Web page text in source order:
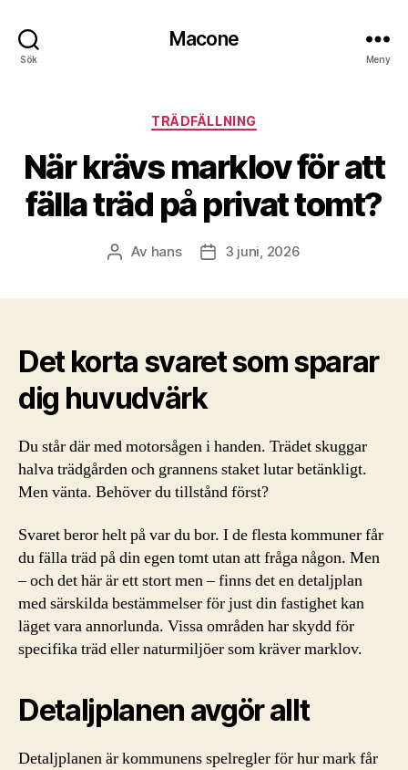
Sök
Macone
Meny
Kategorier
TRÄDFÄLLNING
När krävs marklov för att
fälla träd på privat tomt?
Inläggsförfattare
Av hans Inläggsdatum
3 juni, 2026
Det korta svaret som sparar
dig huvudvärk
Du står där med motorsågen i handen. Trädet skuggar
halva trädgården och grannens staket lutar betänkligt.
Men vänta. Behöver du tillstånd först?
Svaret beror helt på var du bor. I de flesta kommuner får
du fälla träd på din egen tomt utan att fråga någon. Men
– och det här är ett stort men – finns det en detaljplan
med särskilda bestämmelser för just din fastighet kan
läget vara annorlunda. Vissa områden har skydd för
specifika träd eller naturmiljöer som kräver marklov.
Detaljplanen avgör allt
Detaljplanen är kommunens spelregler för hur mark får